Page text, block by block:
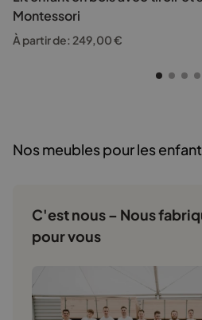
Montessori
À partir de: 249,00€
Nos meubles pour les
C'est nous – Nous
pour vous